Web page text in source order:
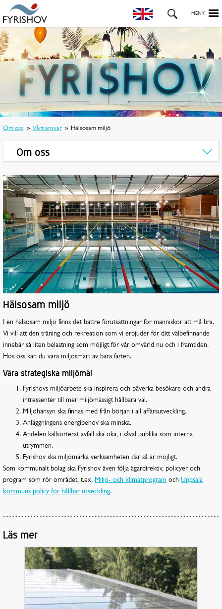
Om oss Vårt ansvar Hälsosam miljö
Om oss
Hälsosam miljö
I en hälsosam miljö finns det bättre förutsättningar för människor att må bra.
Vi vill att den träning och rekreation som vi erbjuder för ditt välbefinnande
innebär så liten belastning som möjligt för vår omvärld nu och i framtiden.
Hos oss kan du vara miljösmart av bara farten.
Våra strategiska miljömål
Fyrishovs miljöarbete ska inspirera och påverka besökare och andra
intressenter till mer miljömässigt hållbara val.
Miljöhänsyn ska finnas med från början i all affärsutveckling.
Anläggningens energibehov ska minska.
Andelen källsorterat avfall ska öka, i såväl publika som interna
utrymmen.
Fyrishov ska miljömärka verksamheten där så är möjligt.
Som kommunalt bolag ska Fyrishov även följa ägardirektiv, policyer och
program som rör området, t.ex. Miljö- och klimatprogram ochUppsala
kommuns policy för hållbar utveckling.
Läs mer